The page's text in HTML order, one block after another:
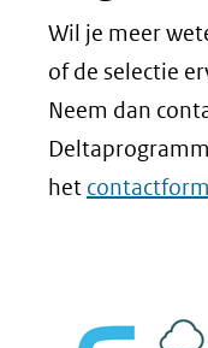
Wil je meer
of de selectie
Neem dan
het